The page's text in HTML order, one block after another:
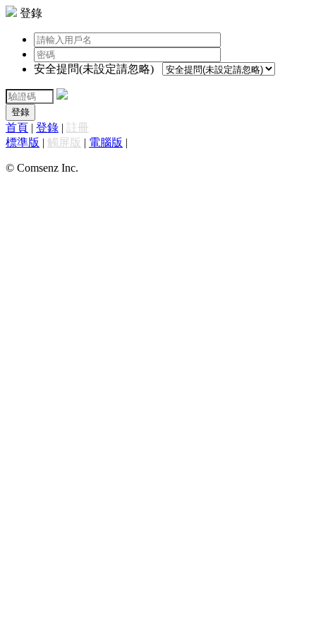
登錄
安全提問(未設定請忽略)
登錄
首頁 | 登錄 | 註冊
標準版 | 觸屏版 | 電腦版 |
© Comsenz Inc.